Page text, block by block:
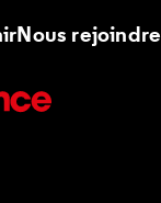
Nous rejoindre